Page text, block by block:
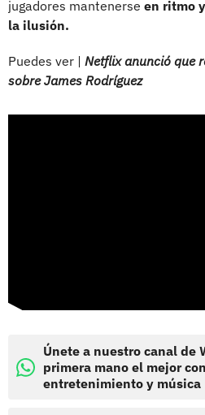
jugadores mantenerse en ritmo
la ilusión.
Puedes ver | Netflix anunció que
sobre James Rodríguez
Únete a nuestro canal de
primera mano el mejor
entretenimiento y música